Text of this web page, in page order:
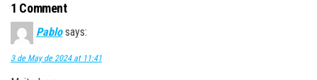
1 Comment
Pablo says:
3 de May de 2024 at 11:41